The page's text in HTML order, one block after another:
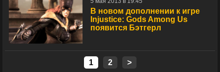
В новом дополнении к игре
Injustice: Gods Among Us
появится Бэтгерл
1 2 >